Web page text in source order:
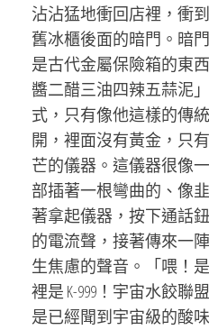
沾沾猛地衝回店裡，衝
舊冰櫃後面的暗門。暗
是古代金屬保險箱的東
醬二醋三油四辣五蒜泥
式，只有像他這樣的傳
開，裡面沒有黃金，只
芒的儀器。這儀器很像
部插著一根彎曲的、像
著拿起儀器，按下通話
的電流聲，接著傳來一
生焦慮的聲音。「喂！
裡是 K-999！宇宙水餃聯
是已經聞到宇宙級的酸